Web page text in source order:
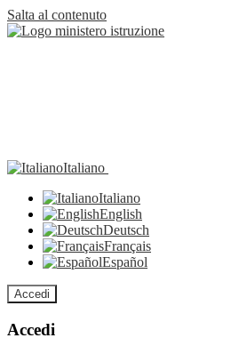
Salta al contenuto
Italiano
Italiano
English
Deutsch
Français
Español
Accedi
Accedi